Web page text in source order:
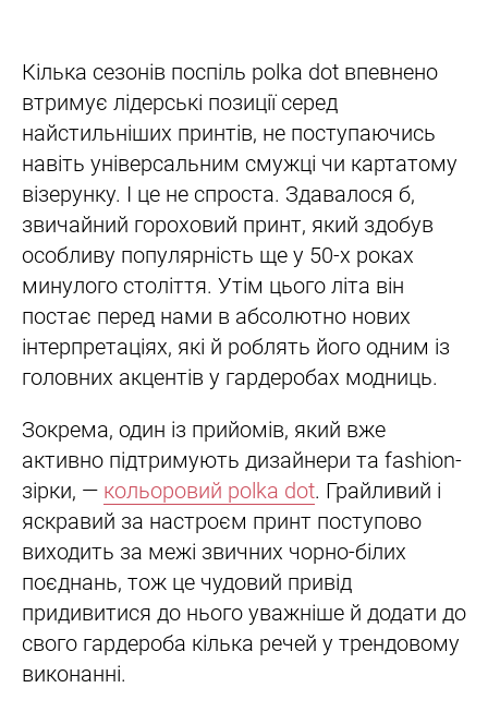
Кілька сезонів поспіль polka dot впевнено
втримує лідерські позиції серед
найстильніших принтів, не поступаючись
навіть універсальним смужці чи картатому
візерунку. І це не спроста. Здавалося б,
звичайний гороховий принт, який здобув
особливу популярність ще у 50-х роках
минулого століття. Утім цього літа він
постає перед нами в абсолютно нових
інтерпретаціях, які й роблять його одним із
головних акцентів у гардеробах модниць.
Зокрема, один із прийомів, який вже
активно підтримують дизайнери та fashion-
зірки, — кольоровий polka dot. Грайливий і
яскравий за настроєм принт поступово
виходить за межі звичних чорно-білих
поєднань, тож це чудовий привід
придивитися до нього уважніше й додати до
свого гардероба кілька речей у трендовому
виконанні.